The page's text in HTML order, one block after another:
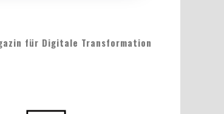
für Digitale Transformation